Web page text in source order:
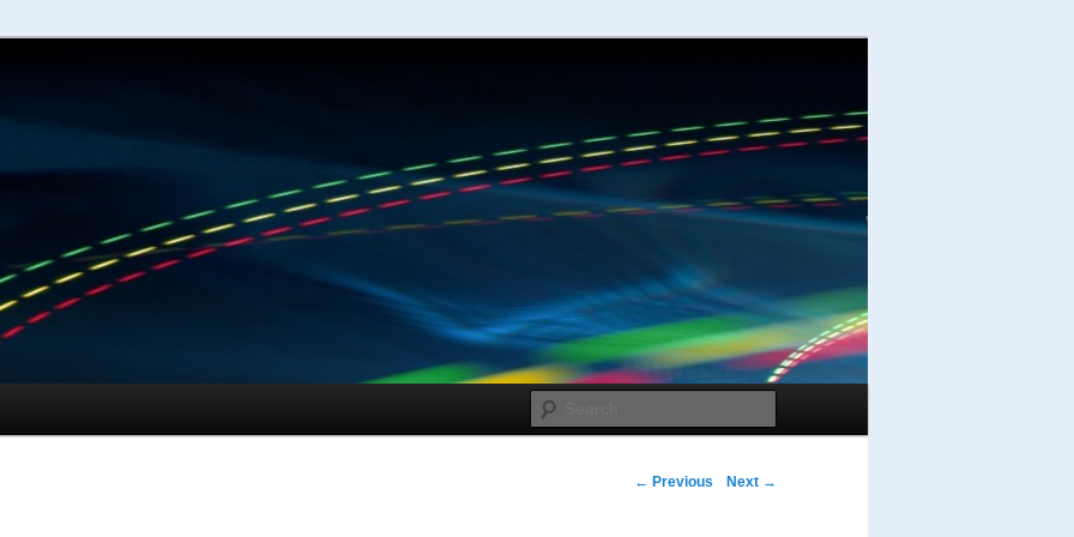
online
Post navigation
← Previous Next →